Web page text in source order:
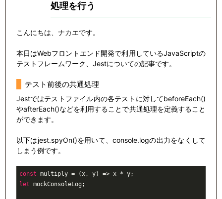
処理を行う
こんにちは、ナカエです。
本日はWebフロントエンド開発で利用しているJavaScriptの
テストフレームワーク、Jestについての記事です。
テスト前後の共通処理
Jestではテストファイル内の各テストに対してbeforeEach()
やafterEach()などを利用することで共通処理を定義すること
ができます。
以下はjest.spyOn()を用いて、console.logの出力をなくして
しまう例です。
const
let mockConsoleLog;